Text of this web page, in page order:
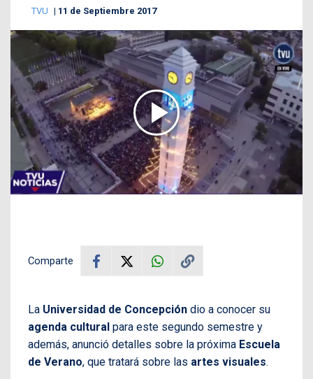
TVU 11 de Septiembre 2017
Comparte
La Universidad de Concepción dio a conocer su
agenda cultural para este segundo semestre y
además, anunció detalles sobre la próxima Escuela
de Verano, que tratará sobre las artes visuales.